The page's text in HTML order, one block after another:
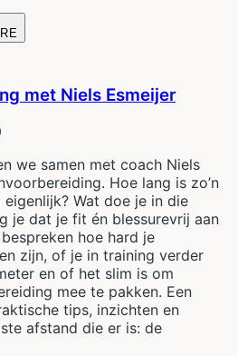
met Niels Esmeijer
we samen met coach Niels
Hoe lang is zo’n
Wat doe je in die
je dat je fit én blessurevrij aan
hoe hard je
zijn, of je in training verder
en of het slim is om
mee te pakken. Een
tips, inzichten en
afstand die er is: de